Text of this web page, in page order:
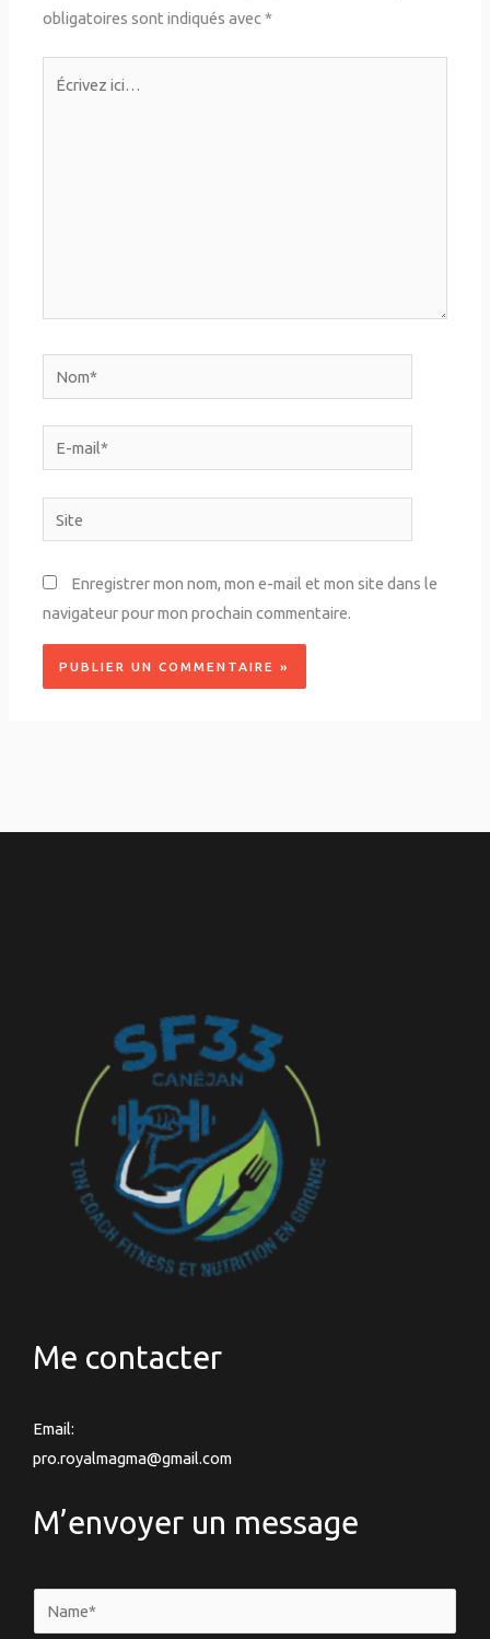
obligatoires sont indiqués avec*
Nom*
E-
mail*
Site
Enregistrer mon nom, mon e-mail et mon site dans le
navigateur pour mon prochain commentaire.
Me contacter
Email:
pro.royalmagma@gmail.com
M’envoyer un message
a